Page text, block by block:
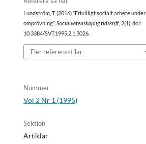
Lundström, T. (2016) ”Frivilligt socialt arbete under
omprövning”,Socialvetenskaplig tidskrift , 2(1). doi:
10.3384/SVT.1995.2.1.3026.
Fler referensstilar
Nummer
Vol 2 Nr 1 (1995)
Sektion
Artiklar